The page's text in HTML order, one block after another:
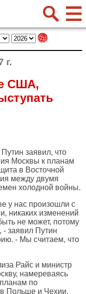
г.
США,
заявил, что
Москвы к планам
в Восточной
между двумя
холодной войны.
у нас произошли с
никаких изменений
не может, потому
- заявил Путин
- Мы считаем, что
Райс и министр
намереваясь
по
Польше и Чехии.